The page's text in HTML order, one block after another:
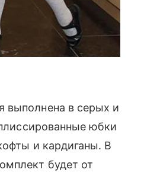
выполнена в серых и
юбки
и кардиганы. В
будет от